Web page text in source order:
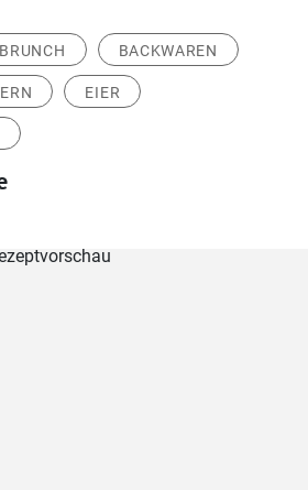
BRUNCH BACKWAREN
EIER